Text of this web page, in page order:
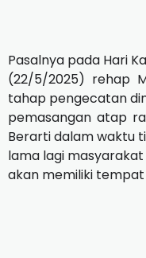
Pasalnya pada Hari
(22/5/2025) rehap
tahap pengecatan
pemasangan atap
Berarti dalam waktu
lama lagi masyarakat
akan memiliki